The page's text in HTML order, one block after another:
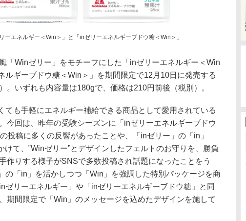
ーエネルギー＜Win＞」と「inゼリーエネルギーブドウ糖＜Win＞」
「Winゼリー」をモチーフにした「inゼリーエネルギー＜Win
ルギーブドウ糖＜Win＞」を期間限定で12月10日に発売する
。いずれも内容量は180gで、価格は210円前後（税別）。
ても手軽にエネルギー補給できる商品として愛用されている
今回は、昨年の受験シーズンに「inゼリーエネルギーブドウ
投稿に多くの反響があったことや、「inゼリー」の「in」
けて、‟Winゼリー”とデザインしたフェルトのお守りを、勝負
作りする様子がSNSで多数投稿され話題になったことをう
の「in」を活かしつつ「Win」を強調した特別パッケージを商
ゼリーエネルギー」や「inゼリーエネルギーブドウ糖」と同
期間限定で「Win」のメッセージを込めたデザインを施して